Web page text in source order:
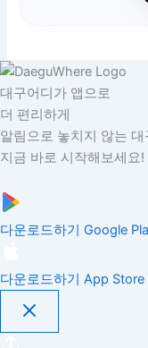
대구어디가 앱으로
더 편리하게
알림으로 놓치지 않는
지금 바로 시작해보세요!
다운로드하기 Google
다운로드하기 App Store